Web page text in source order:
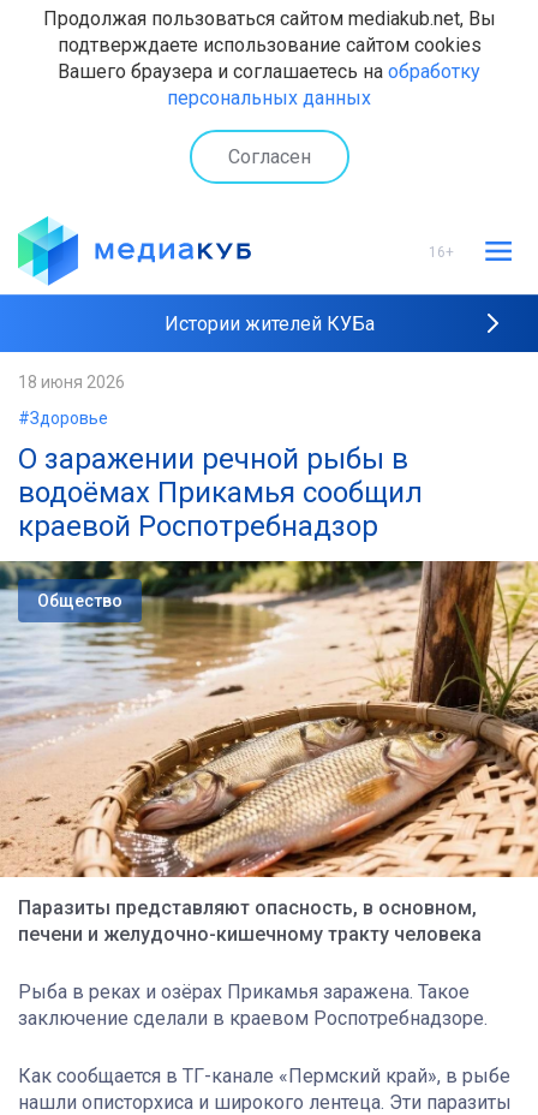
Продолжая пользоваться сайтом mediakub.net, Вы
подтверждаете использование сайтом cookies
Вашего браузера и соглашаетесь на обработку
персональных данных
Согласен
16+
Истории жителей КУБа
18 июня 2026
#Здоровье
О заражении речной рыбы в
водоёмах Прикамья сообщил
краевой Роспотребнадзор
Общество
Паразиты представляют опасность, в основном,
печени и желудочно-кишечному тракту человека
Рыба в реках и озёрах Прикамья заражена. Такое
заключение сделали в краевом Роспотребнадзоре.
Как сообщается в ТГ-канале «Пермский край», в рыбе
нашли описторхиса и широкого лентеца. Эти паразиты